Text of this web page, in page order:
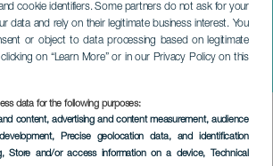
cookie identifiers. Some partners do not ask for your
data and rely on their legitimate business interest. You
or object to data processing based on legitimate
on “Learn More” or in our Privacy Policy on this
data for the following purposes:
content, advertising and content measurement, audience
, Precise geolocation data, and identification
, Store and/or access information on a device, Technical
Альбы